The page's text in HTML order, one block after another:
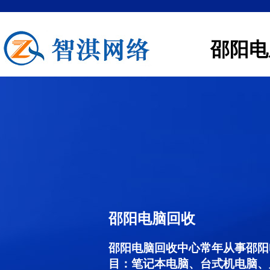
邵阳
邵阳电脑回收
邵阳电脑回收中心常年从事邵
目：笔记本电脑、台式机电脑